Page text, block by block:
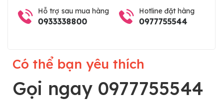
Hỗ trợ sau mua hàng
0933338800
Hotline đặt hàng
0977755544
Có thể bạn yêu thích
Gọi ngay 0977755544